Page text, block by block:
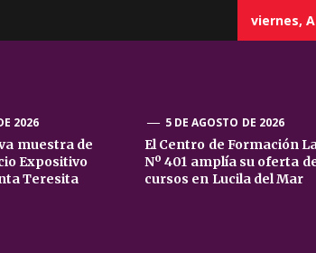
viernes,
2026
muestra de
Expositivo
Teresita
5 DE AGOSTO DE 2026
El Centro de Formación
Nº 401 amplía su oferta
cursos en Lucila del Mar